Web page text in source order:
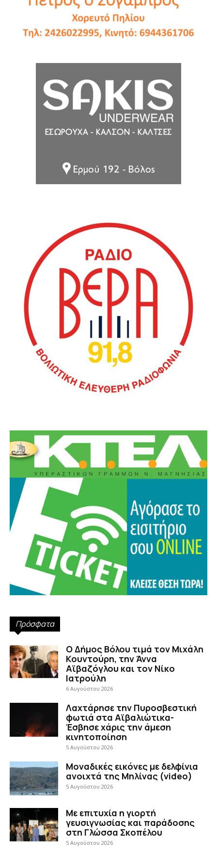
Πρόσφατα
Ο Δήμος Βόλου τιμά τον Μιχάλη
Κουντούρη, την Άννα
Αϊβαζόγλου και τον Νίκο
Ιατρούλη
6 Αυγούστου 2026
Λαχτάρησε την Πυροσβεστική
φωτιά στα Αϊβαλιώτικα-
Έσβησε χάρις την άμεση
κινητοποίηση
5 Αυγούστου 2026
Μοναδικές εικόνες με δελφίνια
ανοιχτά της Μηλίνας (video)
5 Αυγούστου 2026
Με επιτυχία η γιορτή
γευσιγνωσίας και παράδοσης
στη Γλώσσα Σκοπέλου
5 Αυγούστου 2026